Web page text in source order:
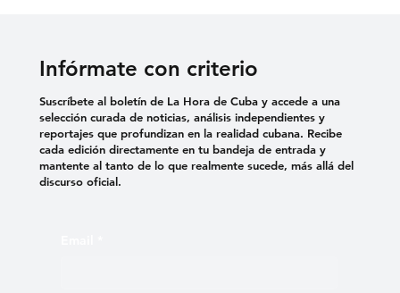
Infórmate con criterio
Suscríbete al boletín de La Hora de Cuba y accede a una
selección curada de noticias, análisis independientes y
reportajes que profundizan en la realidad cubana. Recibe
cada edición directamente en tu bandeja de entrada y
mantente al tanto de lo que realmente sucede, más allá del
discurso oficial.